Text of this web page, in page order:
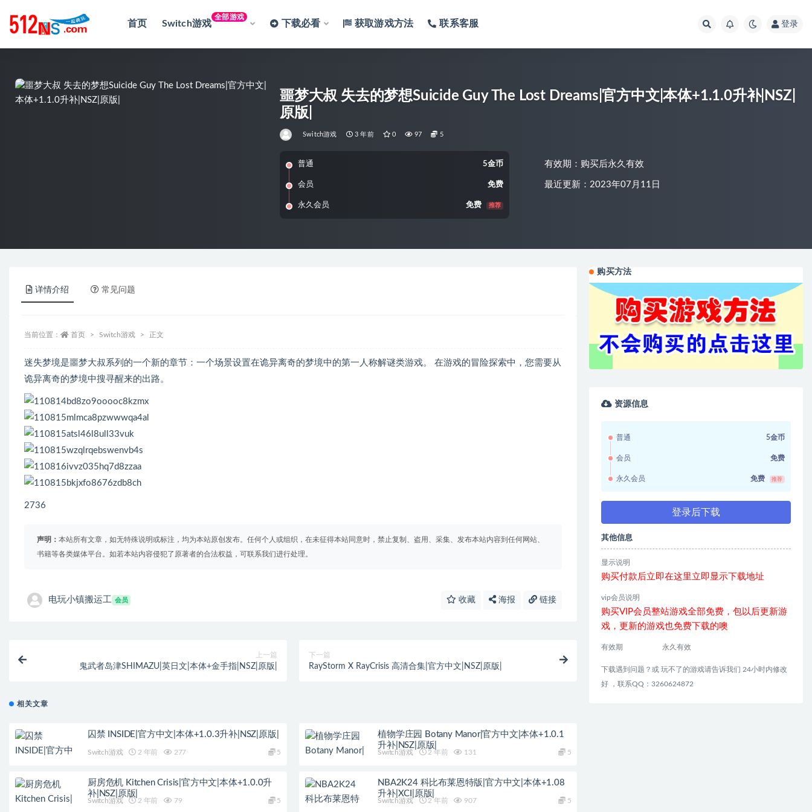
首页 Switch游戏
全部游戏
下载必看 获取游戏方法 联系客服 登录
噩梦大叔 失去的梦想Suicide Guy The Lost Dreams|官方中文|本体+1.1.0升补|NSZ|
原版|
Switch游戏 3 年前 0 97 5
普通 5金币
会员 免费
永久会员 免费 推荐
有效期：购买后永久有效
最近更新：2023年07月11日
详情介绍 常见问题
当前位置： 首页 Switch游戏 正文
迷失梦境是噩梦大叔系列的一个新的章节：一个场景设置在诡异离奇的梦境中的第一人称解谜类游戏。 在游戏的冒险探索中，您需要从
诡异离奇的梦境中搜寻醒来的出路。
2736
声明： 本站所有文章，如无特殊说明或标注，均为本站原创发布。任何个人或组织，在未征得本站同意时，禁止复制、盗用、采集、发布本站内容到任何网站、
书籍等各类媒体平台。如若本站内容侵犯了原著者的合法权益，可联系我们进行处理。
电玩小镇搬运工 会员 收藏 海报 链接
上一篇
鬼武者岛津SHIMAZU|英日文|本体+金手指|NSZ|原版|
下一篇
RayStorm X RayCrisis 高清合集|官方中文|NSZ|原版|
相关文章
囚禁 INSIDE|官方中文|本体+1.0.3升补|NSZ|原版|
Switch游戏 2 年前 277 5
植物学庄园 Botany Manor|官方中文|本体+1.0.1
升补|NSZ|原版|
Switch游戏 2 年前 131 5
厨房危机 Kitchen Crisis|官方中文|本体+1.0.0升
补|NSZ|原版|
Switch游戏 2 年前 79 5
NBA2K24 科比布莱恩特版|官方中文|本体+1.08
升补|XCI|原版|
Switch游戏 2 年前 907 5
购买方法
资源信息
普通 5金币
会员 免费
永久会员 免费 推荐
登录后下载
其他信息
显示说明
购买付款后立即在这里立即显示下载地址
vip会员说明
购买VIP会员整站游戏全部免费，包以后更新游
戏，更新的游戏也免费下载的噢
有效期 永久有效
下载遇到问题？或 玩不了的游戏请告诉我们 24小时内修改
好 ，联系QQ：3260624872